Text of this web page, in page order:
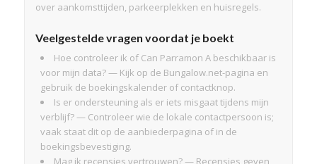
over aankomsttijden, parkeerplekken en huisregels.
Veelgestelde vragen voordat je boekt
Hoe controleer ik of Can Parramon A beschikbaar is
voor mijn data? — Kijk op de Bungalow.net-pagina en
gebruik de boekingskalender of contactknop.
Is er ondersteuning als er iets misgaat tijdens mijn
verblijf? — Controleer wie de lokale contactpersoon is;
vaak staat dit op de aanbiederpagina of in de
boekingsbevestiging.
Mag ik recensies vertrouwen? — Recensies geven